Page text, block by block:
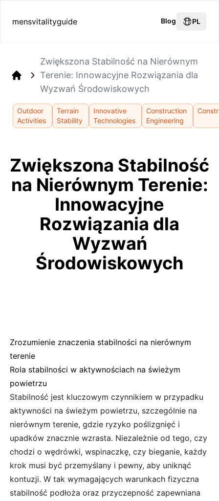
mensvitalityguide Blog PL
Zwiększona Stabilność na Nierównym
Terenie: Innowacyjne Rozwiązania dla
Wyzwań Środowiskowych
Outdoor
Activities
Terrain
Stability
Innovative
Technologies
Construction
Engineering
Zwiększona Stabilność
na Nierównym Terenie:
Innowacyjne
Rozwiązania dla
Wyzwań
Środowiskowych
Zrozumienie znaczenia stabilności na nierównym
terenie
Rola stabilności w aktywnościach na świeżym
powietrzu
Stabilność jest kluczowym czynnikiem w przypadku
aktywności na świeżym powietrzu, szczególnie na
nierównym terenie, gdzie ryzyko poślizgnięć i
upadków znacznie wzrasta. Niezależnie od tego, czy
chodzi o wędrówki, wspinaczkę, czy bieganie, każdy
krok musi być przemyślany i pewny, aby uniknąć
kontuzji. W tak wymagających warunkach fizyczna
stabilność podłoża oraz przyczepność zapewniana